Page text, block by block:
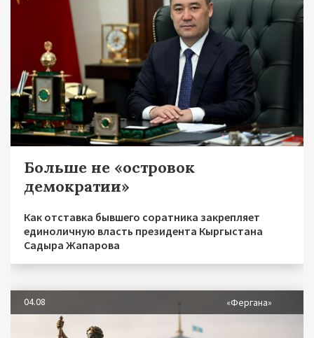
Больше не «островок
демократии»
Как отставка бывшего соратника закрепляет
единоличную власть президента Кыргыстана
Садыра Жапарова
04.08 «Фергана»